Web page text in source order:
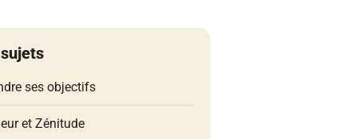
ses objectifs
et Zénitude